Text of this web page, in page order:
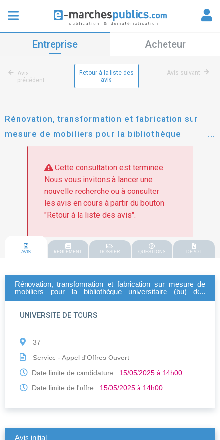
Entreprise Acheteur
Avis
précédent
Retour à la liste des
avis
Avis suivant
Rénovation, transformation et fabrication sur
mesure de mobiliers pour la bibliothèque
universitaire (bu) des tanneurs de l'université de
Cette consultation est terminée.
Nous vous invitons à lancer une
nouvelle recherche ou à consulter
les avis en cours à partir du bouton
"Retour à la liste des avis".
AVIS REGLEMENT DOSSIER QUESTIONS DEPOT
Rénovation, transformation et fabrication sur mesure de
mobiliers pour la bibliothèque universitaire (bu) des
UNIVERSITE DE TOURS
37
Service - Appel d'Offres Ouvert
Date limite de candidature : 15/05/2025 à 14h00
Date limite de l'offre : 15/05/2025 à 14h00
Avis initial